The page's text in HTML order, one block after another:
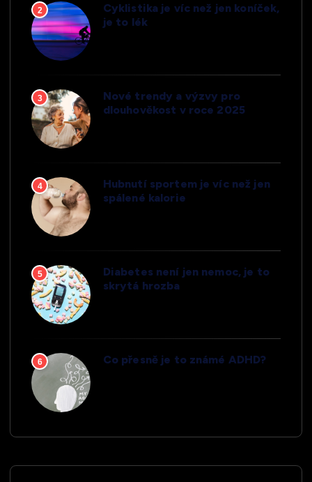
2
Cyklistika je víc než jen koníček,
je to lék
3
Nové trendy a výzvy pro
dlouhověkost v roce 2025
4
Hubnutí sportem je víc než jen
spálené kalorie
5
Diabetes není jen nemoc, je to
skrytá hrozba
6 Co přesně je to známé ADHD?